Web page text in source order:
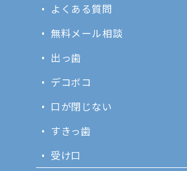
よくある質問
無料メール相談
出っ歯
デコボコ
口が閉じない
すきっ歯
受け口